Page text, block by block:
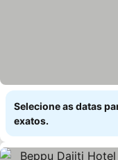
Selecione as datas
exatos.